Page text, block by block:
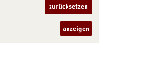
zurücksetzen
anzeigen